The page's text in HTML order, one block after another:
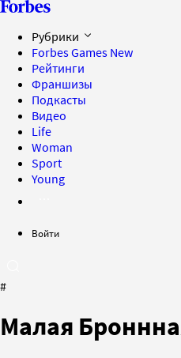
Рубрики
Forbes Games New
Рейтинги
Франшизы
Подкасты
Видео
Life
Woman
Sport
Young
Войти
#
Малая